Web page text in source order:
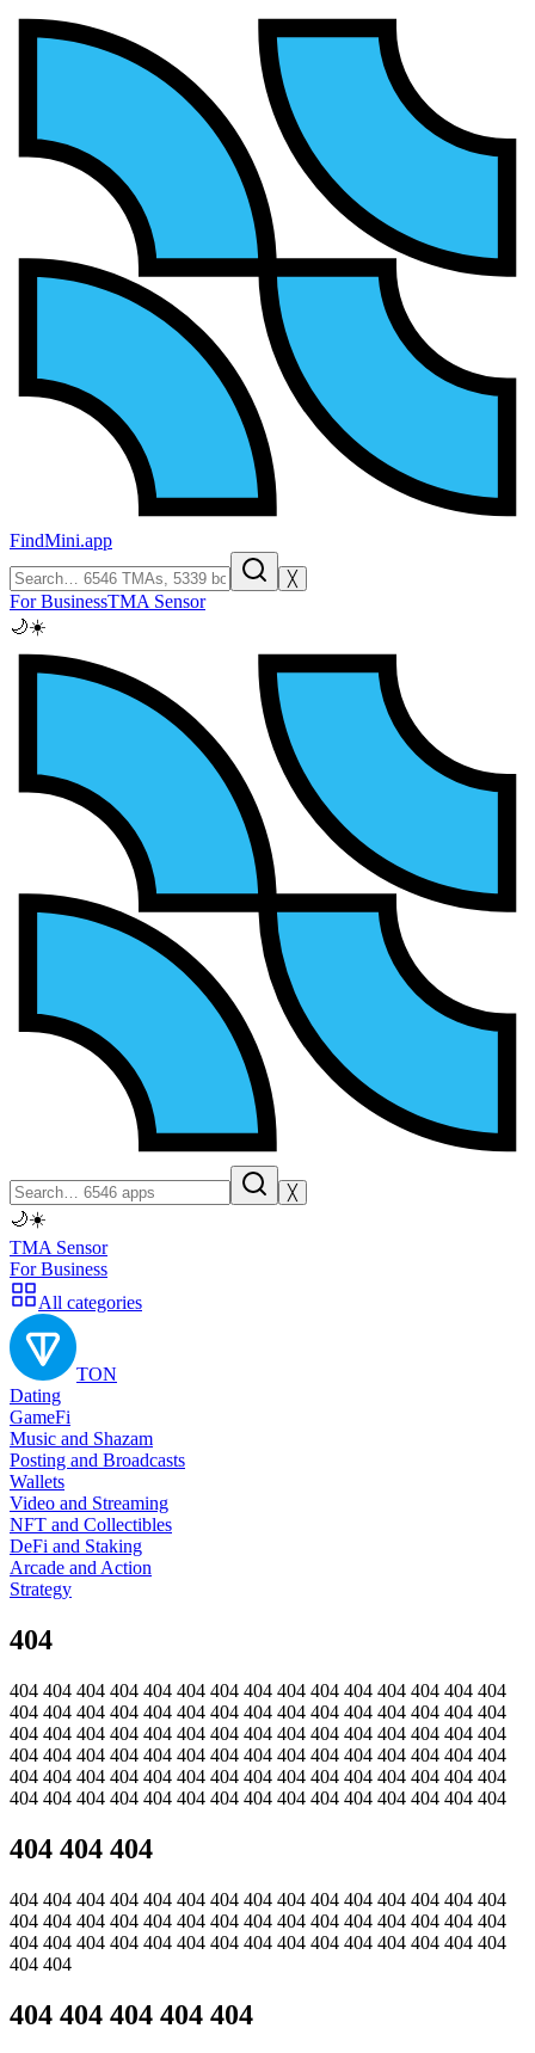
FindMini.app
╳
For BusinessTMA Sensor
🌙☀️
╳
🌙☀️
TMA Sensor
For Business
All categories
TON
Dating
GameFi
Music and Shazam
Posting and Broadcasts
Wallets
Video and Streaming
NFT and Collectibles
DeFi and Staking
Arcade and Action
Strategy
404
404 404 404 404 404 404 404 404 404 404 404 404 404 404 404
404 404 404 404 404 404 404 404 404 404 404 404 404 404 404
404 404 404 404 404 404 404 404 404 404 404 404 404 404 404
404 404 404 404 404 404 404 404 404 404 404 404 404 404 404
404 404 404 404 404 404 404 404 404 404 404 404 404 404 404
404 404 404 404 404 404 404 404 404 404 404 404 404 404 404
404 404 404
404 404 404 404 404 404 404 404 404 404 404 404 404 404 404
404 404 404 404 404 404 404 404 404 404 404 404 404 404 404
404 404 404 404 404 404 404 404 404 404 404 404 404 404 404
404 404
404 404 404 404 404